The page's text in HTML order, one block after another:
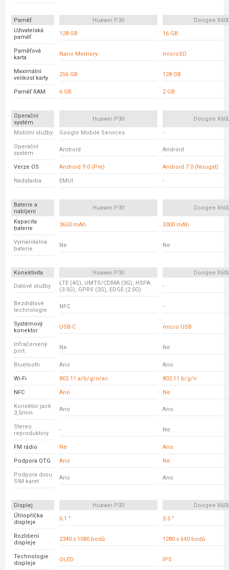
Paměť Huawei P30
Doogee
Uživatelská
paměť
128 GB 16 GB
Paměťová
karta
Nano Memory microSD
Maximální
velikost karty
256 GB 128 GB
Paměť RAM 6 GB 2 GB
Operační
systém
Huawei P30 Doogee
Mobilní služby Google Mobile Services -
Operační
systém
Android Android
Verze OS Android 9.0 (Pie) Android 7.0 (Nougat)
Nadstavba EMUI -
Baterie a
nabíjení
Huawei P30 Doogee
Kapacita
baterie
3650 mAh 3300 mAh
Vyměnitelná
baterie
Ne Ne
Konektivita Huawei P30
Doogee
Datové služby
LTE (4G), UMTS/CDMA (3G), HSPA
(3.5G), GPRS (2G), EDGE (2.5G)
-
Bezdrátové
technologie
NFC -
Systémový
konektor
USB-C micro USB
Infračervený
port
Ne Ne
Bluetooth Ano Ano
Wi-Fi 802.11 a/b/g/n/ac 802.11 b/g/n
NFC Ano Ne
Konektor jack
3,5mm
Ano Ano
Stereo
reproduktory
- Ne
FM rádio Ne Ano
Podpora OTG Ano Ne
Podpora dvou
SIM karet
Ano Ano
Displej Huawei P30
Doogee
Úhlopříčka
displeje
6.1 " 5.5 "
Rozlišení
displeje
2340 x 1080 bodů 1280 x 640 bodů
Technologie
displeje
OLED IPS